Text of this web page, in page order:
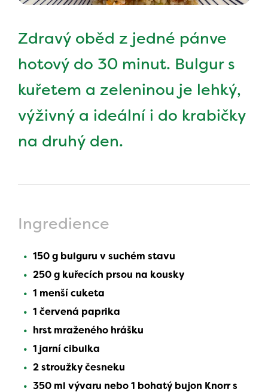
Zdravý oběd z jedné pánve
hotový do 30 minut. Bulgur s
kuřetem a zeleninou je lehký,
výživný a ideální i do krabičky
na druhý den.
Ingredience
150 g bulguru v suchém stavu
250 g kuřecích prsou na kousky
1 menší cuketa
1 červená paprika
hrst mraženého hrášku
1 jarní cibulka
2 stroužky česneku
350 ml vývaru nebo 1 bohatý bujon Knorr s